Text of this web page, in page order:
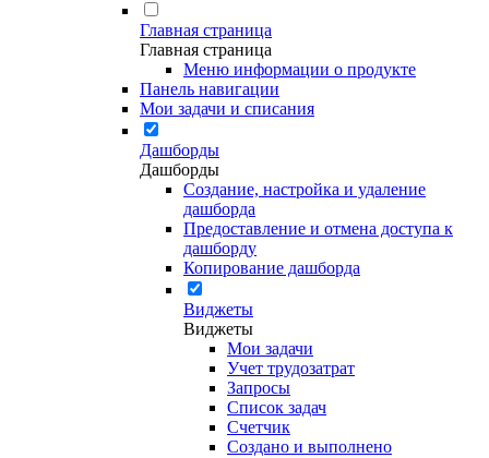
Главная страница
Главная страница
Меню информации о продукте
Панель навигации
Мои задачи и списания
Дашборды
Дашборды
Создание, настройка и удаление
дашборда
Предоставление и отмена доступа к
дашборду
Копирование дашборда
Виджеты
Виджеты
Мои задачи
Учет трудозатрат
Запросы
Список задач
Счетчик
Создано и выполнено